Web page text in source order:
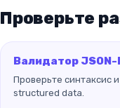
Проверьте
Валидатор JSON-
Проверьте синтаксис
structured data.